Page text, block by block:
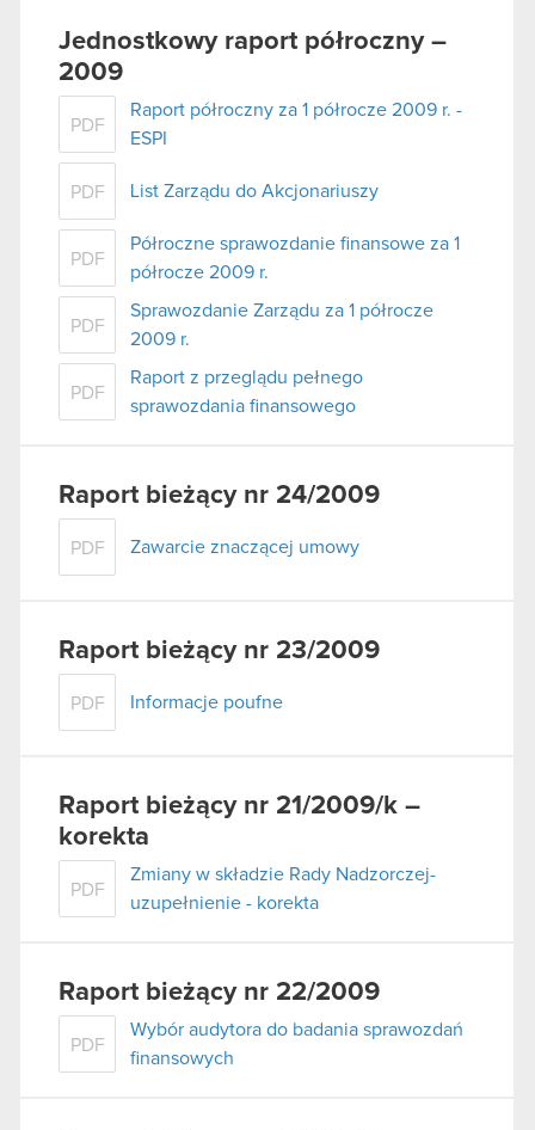
Jednostkowy raport półroczny –
2009
PDF
Raport półroczny za 1 półrocze 2009 r. -
ESPI
PDF List Zarządu do Akcjonariuszy
PDF
Półroczne sprawozdanie finansowe za 1
półrocze 2009 r.
PDF
Sprawozdanie Zarządu za 1 półrocze
2009 r.
PDF
Raport z przeglądu pełnego
sprawozdania finansowego
Raport bieżący nr 24/2009
PDF Zawarcie znaczącej umowy
Raport bieżący nr 23/2009
PDF Informacje poufne
Raport bieżący nr 21/2009/k –
korekta
PDF
Zmiany w składzie Rady Nadzorczej-
uzupełnienie - korekta
Raport bieżący nr 22/2009
PDF
Wybór audytora do badania sprawozdań
finansowych